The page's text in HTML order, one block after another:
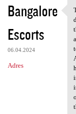
Bangalore
Escorts
06.04.2024
Adres